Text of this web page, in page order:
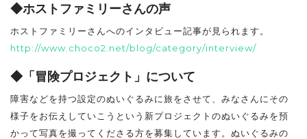
◆ホストファミリーさんの声
ホストファミリーさんへのインタビュー記事が見られます。
http://www.choco2.net/blog/category/interview/
◆「冒険プロジェクト」について
障害などを持つ設定のぬいぐるみに旅をさせて、みなさんにその
様子をお伝えしていこうという新プロジェクトのぬいぐるみを預
かって写真を撮ってくださる方を募集しています。ぬいぐるみの